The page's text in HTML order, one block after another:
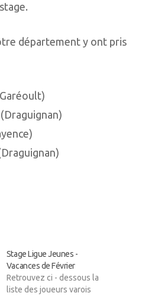
département y ont pris
Stage Ligue Jeunes -
Vacances de Février
Retrouvez ci - dessous la
liste des joueurs varois